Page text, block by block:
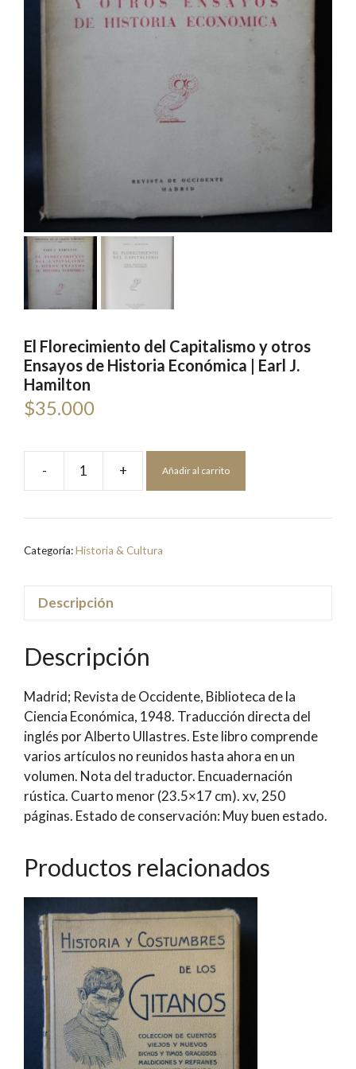
El Florecimiento del Capitalismo y otros
Ensayos de Historia Económica | Earl J.
Hamilton
$35.000
-
del
y
Económica
Earl
J.
Hamilton
cantidad
+ Añadir al carrito
Categoría:Historia & Cultura
Descripción
Descripción
Madrid; Revista de Occidente, Biblioteca de la
Ciencia Económica, 1948. Traducción directa del
inglés por Alberto Ullastres. Este libro comprende
varios artículos no reunidos hasta ahora en un
volumen. Nota del traductor. Encuadernación
rústica. Cuarto menor (23.5×17 cm). xv, 250
páginas. Estado de conservación: Muy buen estado.
Productos relacionados